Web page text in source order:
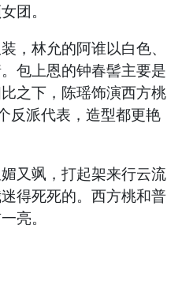
团。
，林允的阿谁以白色、
包上恩的钟春髻主要是
之下，陈瑶饰演西方桃
反派代表，造型都更艳
又飒，打起架来行云流
得死死的。西方桃和普
亮。